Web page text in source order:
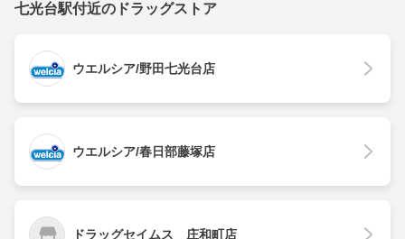
七光台駅付近のドラッグストア
ウエルシア/野田七光台店
ウエルシア/春日部藤塚店
ドラッグセイムス 庄和町店